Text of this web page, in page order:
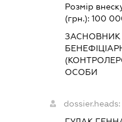
Розмір
(грн.):100
ЗАСНОВНИК
ОСОБИ
dossier.heads: